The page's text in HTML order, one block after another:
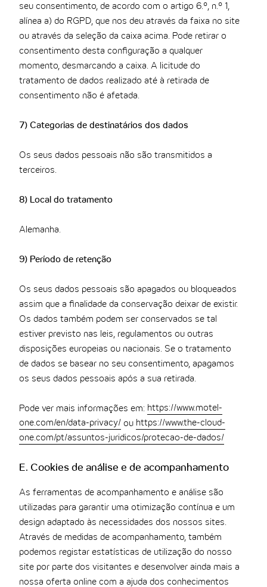
seu consentimento, de acordo com o artigo 6.º, n.º 1,
alínea a) do RGPD, que nos deu através da faixa no site
ou através da seleção da caixa acima. Pode retirar o
consentimento desta configuração a qualquer
momento, desmarcando a caixa. A licitude do
tratamento de dados realizado até à retirada de
consentimento não é afetada.
7) Categorias de destinatários dos dados
Os seus dados pessoais não são transmitidos a
terceiros.
8) Local do tratamento
Alemanha.
9) Período de retenção
Os seus dados pessoais são apagados ou bloqueados
assim que a finalidade da conservação deixar de existir.
Os dados também podem ser conservados se tal
estiver previsto nas leis, regulamentos ou outras
disposições europeias ou nacionais. Se o tratamento
de dados se basear no seu consentimento, apagamos
os seus dados pessoais após a sua retirada.
Pode ver mais informações em: https://www.motel-
one.com/en/data-privacy/ ou https://www.the-cloud-
one.com/pt/assuntos-juridicos/protecao-de-dados/
E. Cookies de análise e de acompanhamento
As ferramentas de acompanhamento e análise são
utilizadas para garantir uma otimização contínua e um
design adaptado às necessidades dos nossos sites.
Através de medidas de acompanhamento, também
podemos registar estatísticas de utilização do nosso
site por parte dos visitantes e desenvolver ainda mais a
nossa oferta online com a ajuda dos conhecimentos